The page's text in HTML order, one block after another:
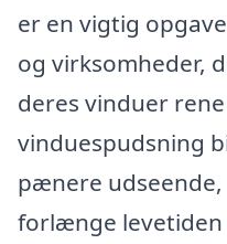
er en vigtig
og virksomheder,
deres vinduer
vinduespudsning
pænere
forlænge levetiden